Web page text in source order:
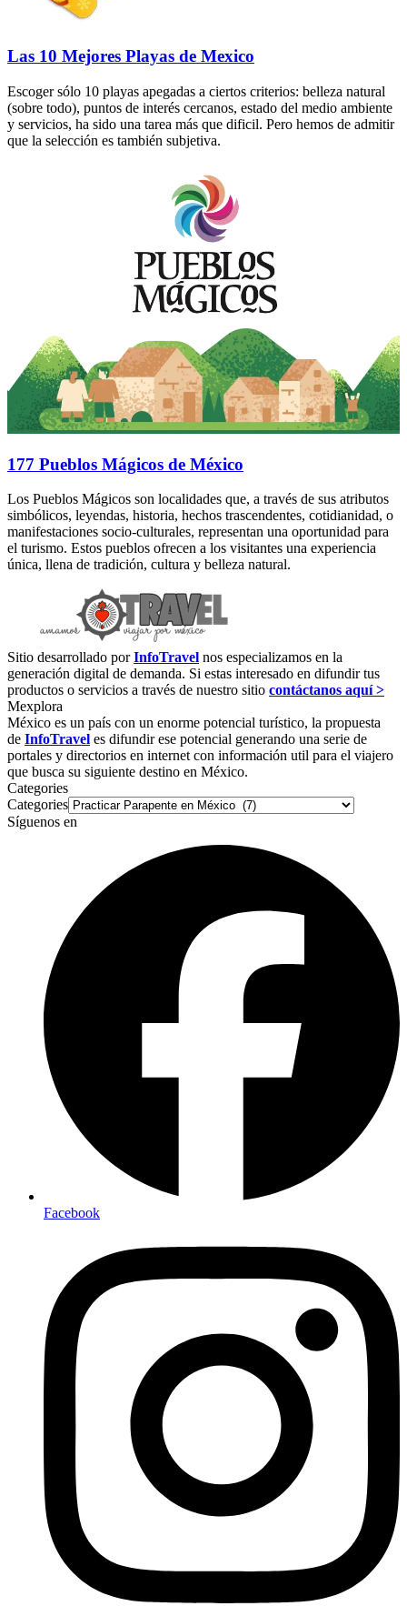
Las 10 Mejores Playas de Mexico
Escoger sólo 10 playas apegadas a ciertos criterios: belleza natural
(sobre todo), puntos de interés cercanos, estado del medio ambiente
y servicios, ha sido una tarea más que dificil. Pero hemos de admitir
que la selección es también subjetiva.
177 Pueblos Mágicos de México
Los Pueblos Mágicos son localidades que, a través de sus atributos
simbólicos, leyendas, historia, hechos trascendentes, cotidianidad, o
manifestaciones socio-culturales, representan una oportunidad para
el turismo. Estos pueblos ofrecen a los visitantes una experiencia
única, llena de tradición, cultura y belleza natural.
Sitio desarrollado porInfoTravel nos especializamos en la
generación digital de demanda. Si estas interesado en difundir tus
productos o servicios a través de nuestro sitio contáctanos aquí >
Mexplora
México es un país con un enorme potencial turístico, la propuesta
de InfoTravel es difundir ese potencial generando una serie de
portales y directorios en internet con información util para el viajero
que busca su siguiente destino en México.
Categories
Categories
Síguenos en
Facebook